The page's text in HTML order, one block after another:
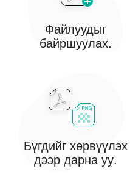
Файлуудыг
байршуулах.
Бүгдийг хөрвүүлэх
дээр дарна уу.